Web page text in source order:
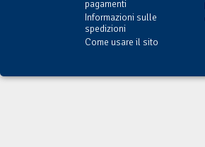
pagamenti
Informazioni sulle
spedizioni
Come usare il sito